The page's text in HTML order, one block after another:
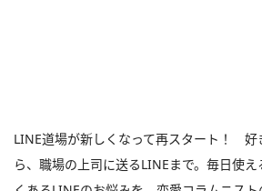
LINE道場が新しくなって再スタート！ 好
ら、職場の上司に送るLINEまで。毎日使